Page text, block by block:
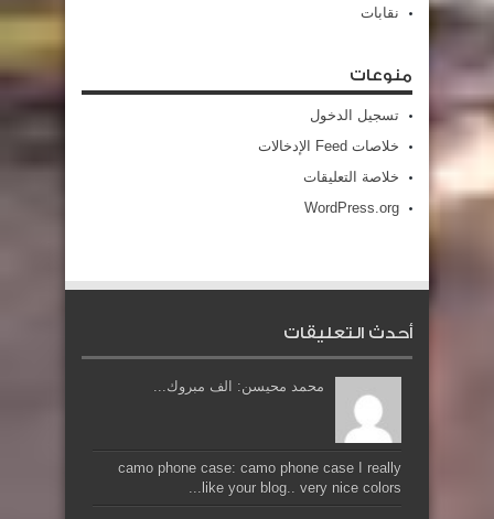
نقابات
منوعات
تسجيل الدخول
خلاصات Feed الإدخالات
خلاصة التعليقات
WordPress.org
أحدث التعليقات
محمد محيسن: الف مبروك...
camo phone case: camo phone case I really
like your blog.. very nice colors...